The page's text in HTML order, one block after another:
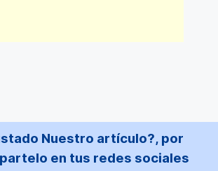
Nuestro artículo?, por
en tus redes sociales